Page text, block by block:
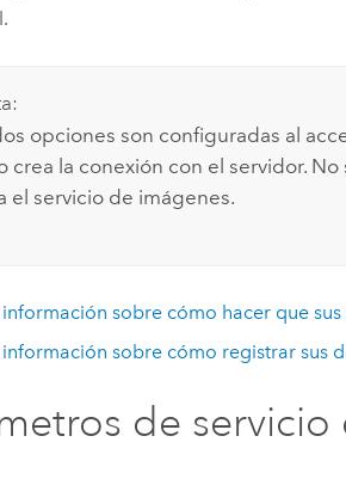
opciones son configuradas al
crea la conexión con el servidor.
el servicio de imágenes.
información sobre cómo hacer que
información sobre cómo registrar sus
de